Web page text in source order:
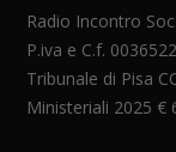
Radio Incontro
P.iva e C.f.
Tribunale di Pisa
Ministeriali 2025 €